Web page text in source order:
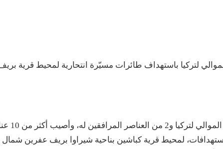
الموالي لتركيا باستهداف طائرات مسيّرة انتحارية لمحيط قرية
وأفادت مصادر، بمقتل قائد عسكري في
استهداف طائرات مسيّرة انتحارية بما يقارب الـ 8 استهدافات، لمحيط قرية كباشين بناحية شيراوا بريف عفرين شمال